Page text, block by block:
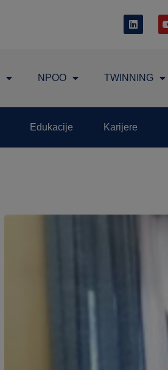
NPOO TWINNING
Edukacije Karijere